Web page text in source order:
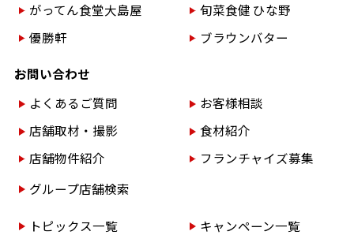
がってん食堂大島屋
旬菜食健 ひな野
優勝軒
ブラウンバター
お問い合わせ
よくあるご質問
お客様相談
店舗取材・撮影
食材紹介
店舗物件紹介
フランチャイズ募集
グループ店舗検索
トピックス一覧 キャンペーン一覧